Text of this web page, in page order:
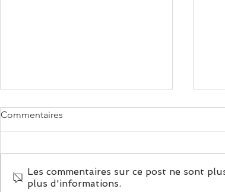
Commentaires
Les commentaires sur ce post ne sont
plus d'informations.